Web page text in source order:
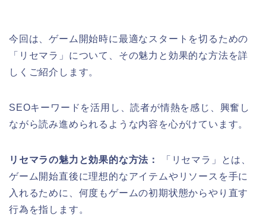
今回は、ゲーム開始時に最適なスタートを切るための
「リセマラ」について、その魅力と効果的な方法を詳
しくご紹介します。
SEOキーワードを活用し、読者が情熱を感じ、興奮し
ながら読み進められるような内容を心がけています。
リセマラの魅力と効果的な方法：
「リセマラ」とは、
ゲーム開始直後に理想的なアイテムやリソースを手に
入れるために、何度もゲームの初期状態からやり直す
行為を指します。